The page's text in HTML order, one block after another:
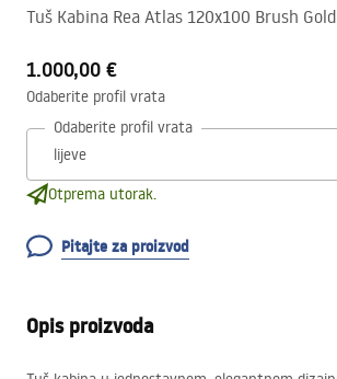
Tuš Kabina Rea Atlas 120x100 Brush Gold
1.000,00 €
Odaberite profil vrata
Odaberite profil vrata
Otprema utorak.
Pitajte za proizvod
Opis proizvoda